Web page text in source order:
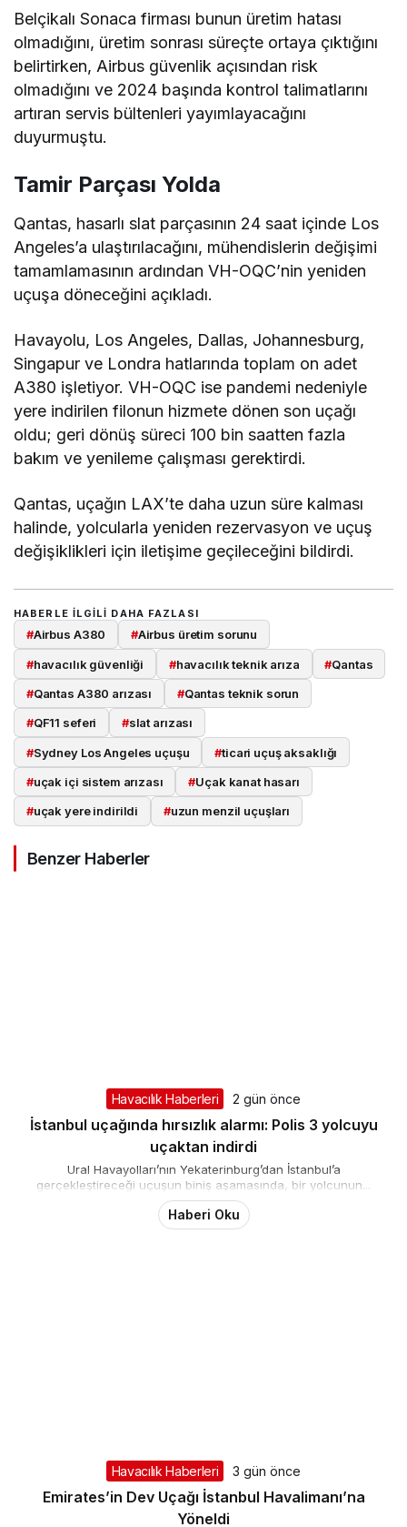
edilmişti.
Belçikalı Sonaca firması bunun üretim hatası
olmadığını, üretim sonrası süreçte ortaya çıktığını
belirtirken, Airbus güvenlik açısından risk
olmadığını ve 2024 başında kontrol talimatlarını
duyurmuştu.
Tamir Parçası Yolda
Qantas, hasarlı slat parçasının 24 saat içinde Los
Angeles’a ulaştırılacağını, mühendislerin değişimi
uçuşa döneceğini açıkladı.
Havayolu, Los Angeles, Dallas, Johannesburg,
Singapur ve Londra hatlarında toplam on adet
A380 işletiyor. VH-OQC ise pandemi nedeniyle
yere indirilen filonun hizmete dönen son uçağı
bakım ve yenileme çalışması gerektirdi.
Qantas, uçağın LAX’te daha uzun süre kalması
değişiklikleri için iletişime geçileceğini bildirdi.
HABERLE ILGILI DAHA FAZLASI
#Airbus A380 #Airbus üretim sorunu
#havacılık güvenliği #havacılık teknik arıza
#Qantas A380 arızası #Qantas teknik sorun
#QF11 seferi #slat arızası
#Sydney Los Angeles uçuşu #ticari uçuş aksaklığı
#uçak içi sistem arızası #Uçak kanat hasarı
#uçak yere indirildi
Havacılık Haberleri 2 gün önce
İstanbul uçağında hırsızlık alarmı: Polis 3 yolcuyu
uçaktan indirdi
Ural Havayolları’nın Yekaterinburg’dan İstanbul’a
gerçekleştireceği uçuşun biniş aşamasında, bir yolcunun...
Havacılık Haberleri